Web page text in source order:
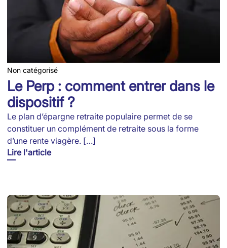
Non catégorisé
Le Perp : comment entrer dans le
dispositif ?
Le plan d’épargne retraite populaire permet de se
constituer un complément de retraite sous la forme
d’une rente viagère. […]
Lire l'article